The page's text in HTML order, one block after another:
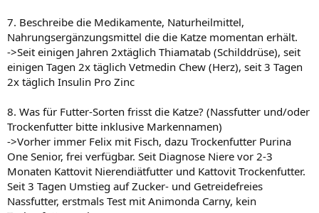
7. Beschreibe die Medikamente, Naturheilmittel,
Nahrungsergänzungsmittel die die Katze momentan erhält.
->Seit einigen Jahren 2xtäglich Thiamatab (Schilddrüse), seit
einigen Tagen 2x täglich Vetmedin Chew (Herz), seit 3 Tagen
2x täglich Insulin Pro Zinc
8. Was für Futter-Sorten frisst die Katze? (Nassfutter und/oder
Trockenfutter bitte inklusive Markennamen)
->Vorher immer Felix mit Fisch, dazu Trockenfutter Purina
One Senior, frei verfügbar. Seit Diagnose Niere vor 2-3
Monaten Kattovit Nierendiätfutter und Kattovit Trockenfutter.
Seit 3 Tagen Umstieg auf Zucker- und Getreidefreies
Nassfutter, erstmals Test mit Animonda Carny, kein